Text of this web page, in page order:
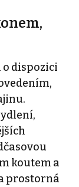
dispozici
koutem a
prostorná